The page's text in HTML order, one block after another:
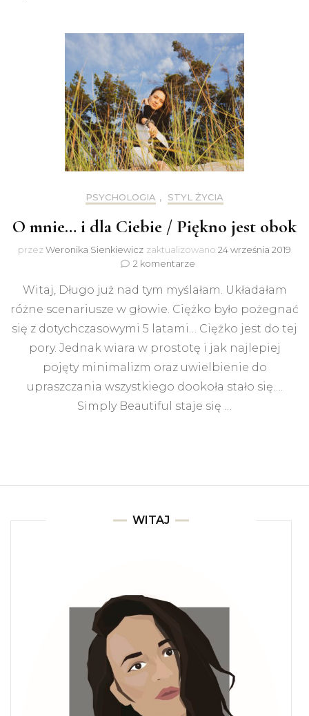
PSYCHOLOGIA , STYL ŻYCIA
O mnie… i dla Ciebie / Piękno jest obok
przezWeronika Sienkiewicz zaktualizowano 24 września 2019
2 komentarze
mnie…
Ciebie
/
jest
obok
Witaj, Długo już nad tym myślałam. Układałam
różne scenariusze w głowie. Ciężko było pożegnać
się z dotychczasowymi 5 latami… Ciężko jest do tej
pory. Jednak wiara w prostotę i jak najlepiej
pojęty minimalizm oraz uwielbienie do
upraszczania wszystkiego dookoła stało się….
Simply Beautiful staje się …
WITAJ